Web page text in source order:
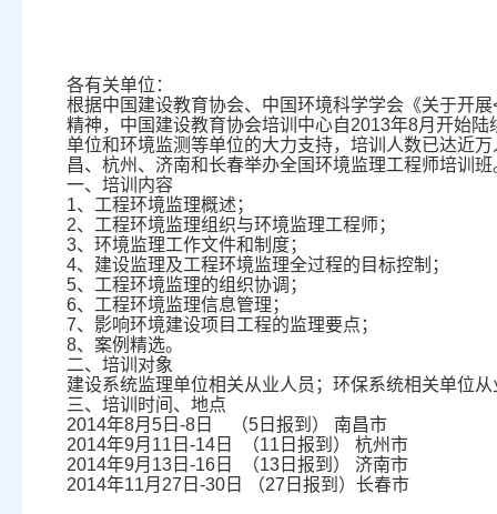
各有关单位：
根据中国建设教育协会、中国环境科学学会《关于开
精神，中国建设教育协会培训中心自2013年8月开始
单位和环境监测等单位的大力支持，培训人数已达近
昌、杭州、济南和长春举办全国环境监理工程师培训
一、培训内容
1、工程环境监理概述；
2、工程环境监理组织与环境监理工程师；
3、环境监理工作文件和制度；
4、建设监理及工程环境监理全过程的目标控制；
5、工程环境监理的组织协调；
6、工程环境监理信息管理；
7、影响环境建设项目工程的监理要点；
8、案例精选。
二、培训对象
建设系统监理单位相关从业人员；环保系统相关单位
三、培训时间、地点
2014年8月5日-8日 （5日报到） 南昌市
2014年9月11日-14日 （11日报到） 杭州市
2014年9月13日-16日 （13日报到） 济南市
2014年11月27日-30日 （27日报到）长春市